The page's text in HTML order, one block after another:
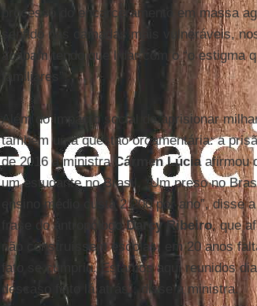
processo do encarceramento em massa
sentido nas camadas mais vulneráveis,
acabam tendo que lidar com o “o estigma
familiares”.
Além do impacto social de aprisionar
também uma questão orçamentária: a
de 2016 a ministraCármen Lúciaafirmou
um estudante no Brasil. “Um preso no
ensino médio custa 2.200 por ano”,
frase do antropólogoDarcy Ribeiro, que
não construíssem escolas, em 20 anos
fato se cumpriu. Estamos aqui reunidos
descaso feito lá atrás”, disse a ministra.